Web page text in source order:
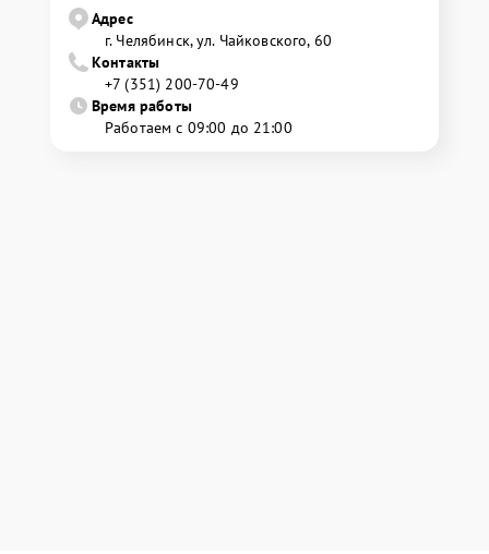
Адрес
г. Челябинск, ул. Чайковского, 60
Контакты
+7 (351) 200-70-49
Время работы
Работаем с 09:00 до 21:00